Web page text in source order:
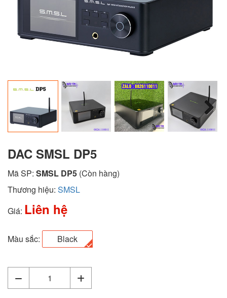
Next
DAC SMSL DP5
Mã SP: SMSL DP5 (Còn hàng)
Thương hiệu: SMSL
Giá: Liên hệ
Màu sắc: Black